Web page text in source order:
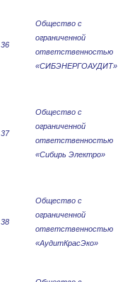
36
Общество с
ограниченной
ответственностью
«СИБЭНЕРГОАУДИТ»
37
Общество с
ограниченной
ответственностью
«Сибирь Электро»
38
Общество с
ограниченной
ответственностью
«АудитКрасЭко»